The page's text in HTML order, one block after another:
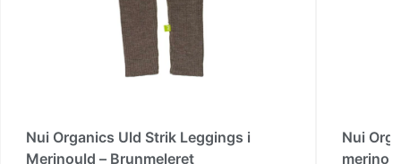
Nui Organics Uld Strik Leggings i
Merinould – Brunmeleret
Nui